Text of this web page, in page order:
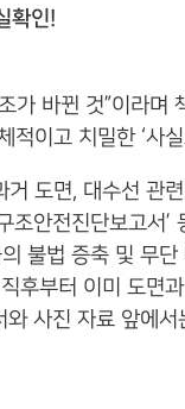
확인!
가 바뀐 것”이라며
이고 치밀한 ‘사
도면, 대수선 관
조안전진단보고서’
불법 증축 및 무단
후부터 이미 도면
사진 자료 앞에서